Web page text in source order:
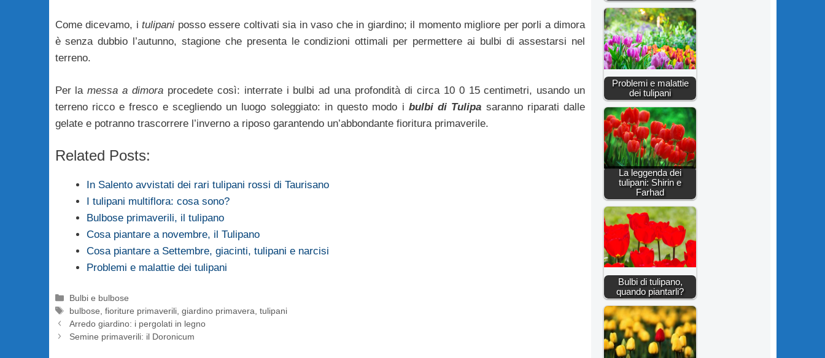
Come dicevamo, itulipani posso essere coltivati sia in vaso che in giardino; il momento migliore per porli a dimora
è senza dubbio l’autunno, stagione che presenta le condizioni ottimali per permettere ai bulbi di assestarsi nel
terreno.
Per lamessa a dimora procedete così: interrate i bulbi ad una profondità di circa 10 0 15 centimetri, usando un
terreno ricco e fresco e scegliendo un luogo soleggiato: in questo modo i bulbi di Tulipa saranno riparati dalle
gelate e potranno trascorrere l’inverno a riposo garantendo un’abbondante fioritura primaverile.
Related Posts:
In Salento avvistati dei rari tulipani rossi di Taurisano
I tulipani multiflora: cosa sono?
Bulbose primaverili, il tulipano
Cosa piantare a novembre, il Tulipano
Cosa piantare a Settembre, giacinti, tulipani e narcisi
Problemi e malattie dei tulipani
Categorie
Bulbi e bulbose
Tag
bulbose fioriture primaverili, giardino primavera tulipani
Arredo giardino: i pergolati in legno
Semine primaverili: il Doronicum
Problemi e malattie
dei tulipani
La leggenda dei
tulipani: Shirin e
Farhad
Bulbi di tulipano,
quando piantarli?